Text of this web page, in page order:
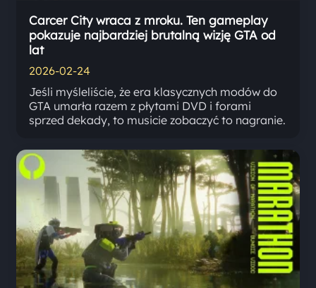
Carcer City wraca z mroku. Ten gameplay
pokazuje najbardziej brutalną wizję GTA od
lat
2026-02-24
Jeśli myśleliście, że era klasycznych modów do
GTA umarła razem z płytami DVD i forami
sprzed dekady, to musicie zobaczyć to nagranie.